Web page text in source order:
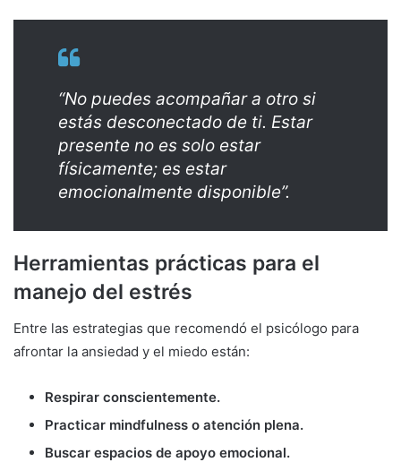
“No puedes acompañar a otro si
estás desconectado de ti. Estar
presente no es solo estar
físicamente; es estar
emocionalmente disponible”.
Herramientas prácticas para el
manejo del estrés
Entre las estrategias que recomendó el psicólogo para
afrontar la ansiedad y el miedo están:
Respirar conscientemente.
Practicar mindfulness o atención plena.
Buscar espacios de apoyo emocional.